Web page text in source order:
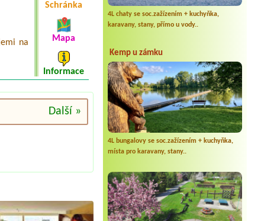
4L chaty se soc.zažízením + kuchyňka,
karavany, stany, přímo u vody..
Kemp u zámku
4L bungalovy se soc.zažízením + kuchyňka,
místa pro karavany, stany..
na
Schránka
Mapa
Informace
Další »